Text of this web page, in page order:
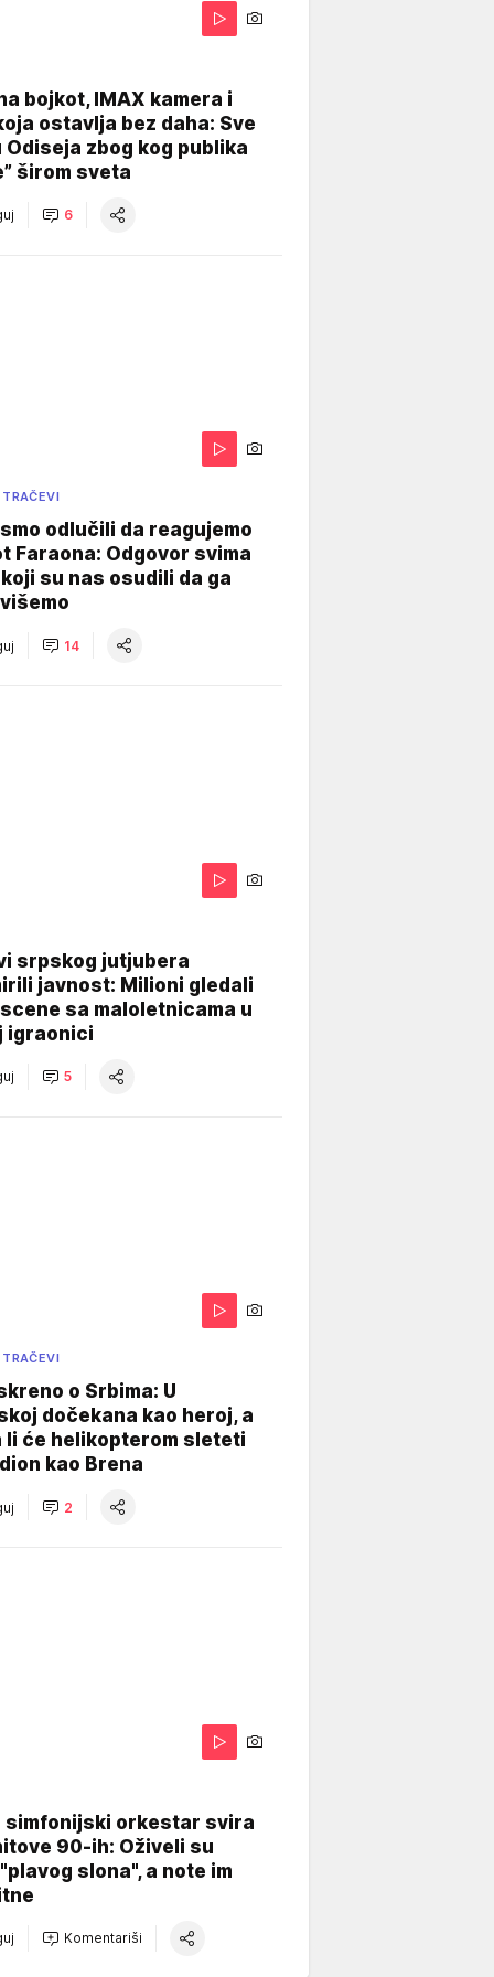
bojkot, IMAX kamera i
ostavlja bez daha: Sve
Odiseja zbog kog publika
širom sveta
6
odlučili da reagujemo
Faraona: Odgovor svima
su nas osudili da ga
14
srpskog jutjubera
javnost: Milioni gledali
sa maloletnicama u
igraonici
5
o Srbima: U
dočekana kao heroj, a
li će helikopterom sleteti
kao Brena
2
simfonijski orkestar svira
90-ih: Oživeli su
slona", a note im
Komentariši